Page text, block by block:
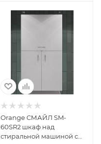
Orange СМАЙЛ SM-
60SR2 шкаф над
стиральной машиной с